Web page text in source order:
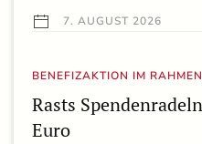
7. AUGUST 2026
BENEFIZAKTION IM
Rasts
Euro